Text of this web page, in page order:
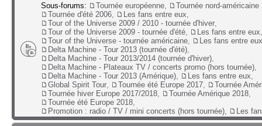
Sous-forums: Tournée européenne
Tournée nord-américaine
Tournée d'été 2006
Les fans entre eux
Tour of the Universe 2009 / 2010 - tournée d'hiver
Tour of the Universe 2009 - tournée d'été
Les fans entre eux
Tour of the Universe - tournée américaine
Les fans entre eux
Delta Machine - Tour 2013 (tournée d'été)
Delta Machine - Tour 2013/2014 (tournée d'hiver)
Delta Machine - Plateaux TV / concerts promo (hors tournée)
Delta Machine - Tour 2013 (Amérique)
Les fans entre eux
Global Spirit Tour
Tournée été Europe 2017
Tournée
Tournée hiver Europe 2017/2018
Tournée Amérique 2018
Tournée été Europe 2018
Promotion : radio / TV / mini concerts (hors tournée)
Les